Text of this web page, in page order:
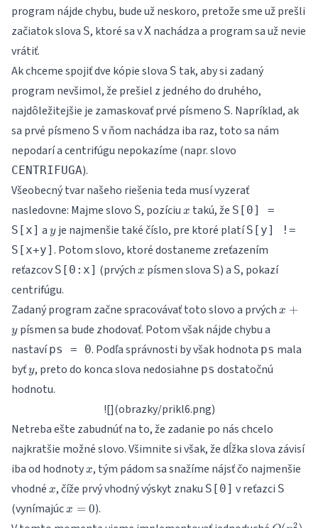
program nájde chybu, bude už neskoro, pretože sme už prešli
začiatok slova S, ktoré sa vX nachádza a program sa už nevie
vrátiť.
Ak chceme spojiť dve kópie slova S tak, aby si zadaný
program nevšimol, že prešiel z jedného do druhého,
najdôležitejšie je zamaskovať prvé písmeno S. Napríklad, ak
sa prvé písmeno S v ňom nachádza iba raz, toto sa nám
nepodarí a centrifúgu nepokazíme (napr. slovo
CENTRIFUGA).
Všeobecný tvar našeho riešenia teda musí vyzerať
nasledovne: Majme slovo S, pozíciu x
x takú, že S[0] =
S[x] a y
yje najmenšie také číslo, pre ktoré platíS[y] !=
S[x+y] . Potom slovo, ktoré dostaneme zreťazením
reťazcov S[0:x] (prvých x
x písmen slova S) a S, pokazí
centrifúgu.
Zadaný program začne spracovávať toto slovo a prvých x+y
x +
ypísmen sa bude zhodovať. Potom však nájde chybu a
nastavíps = 0. Podľa správnosti by však hodnota ps mala
byťy
y, preto do konca slova nedosiahne ps dostatočnú
hodnotu.
![](obrazky/prikl6.png)
Netreba ešte zabudnúť na to, že zadanie po nás chcelo
najkratšie možné slovo. Všimnite si však, že dĺžka slova závisí
iba od hodnoty x
x, tým pádom sa snažíme nájsť čo najmenšie
vhodné x
x, číže prvý vhodný výskyt znaku S[0] v reťazci S
(vynímajúc x
x = 0).
2